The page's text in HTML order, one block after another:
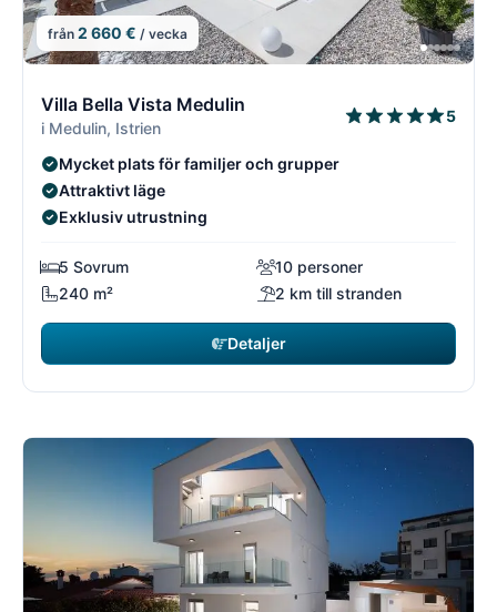
från 2 660 € / vecka
Villa Bella Vista Medulin
i Medulin, Istrien
5
Mycket plats för familjer och grupper
Attraktivt läge
Exklusiv utrustning
5 Sovrum
10 personer
240 m²
2 km till stranden
Detaljer